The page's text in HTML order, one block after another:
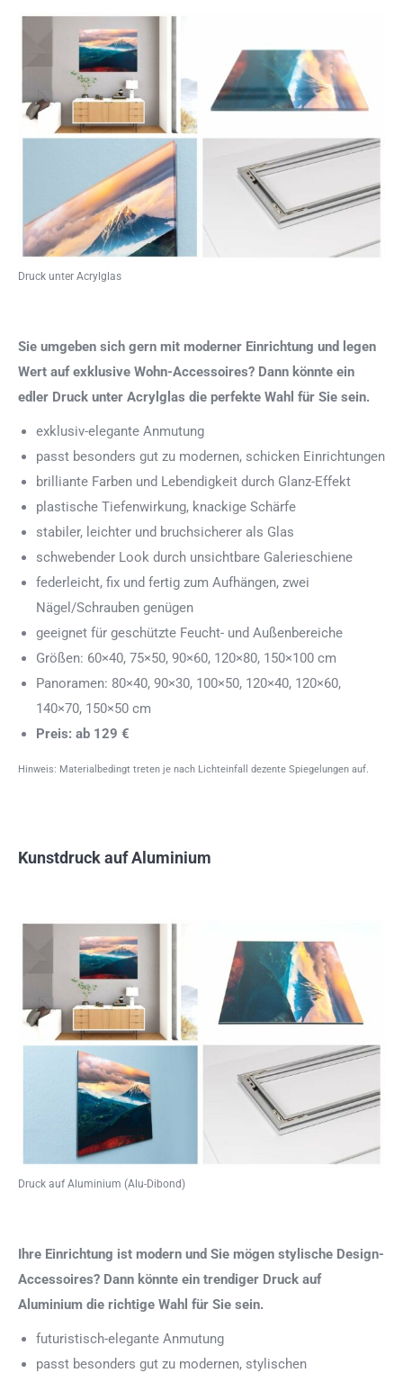
Druck unter Acrylglas
Sie umgeben sich gern mit moderner Einrichtung und legen
Wert auf exklusive Wohn-Accessoires? Dann könnte ein
edler Druck unter Acrylglas die perfekte Wahl für Sie sein.
exklusiv-elegante Anmutung
passt besonders gut zu modernen, schicken Einrichtungen
brilliante Farben und Lebendigkeit durch Glanz-Effekt
plastische Tiefenwirkung, knackige Schärfe
stabiler, leichter und bruchsicherer als Glas
schwebender Look durch unsichtbare Galerieschiene
federleicht, fix und fertig zum Aufhängen, zwei
Nägel/Schrauben genügen
geeignet für geschützte Feucht- und Außenbereiche
Größen: 60×40, 75×50, 90×60, 120×80, 150×100 cm
Panoramen: 80×40, 90×30, 100×50, 120×40, 120×60,
140×70, 150×50 cm
Preis: ab 129 €
Hinweis: Materialbedingt treten je nach Lichteinfall dezente Spiegelungen auf.
Kunstdruck auf Aluminium
Druck auf Aluminium (Alu-Dibond)
Ihre Einrichtung ist modern und Sie mögen stylische Design-
Accessoires? Dann könnte ein trendiger Druck auf
Aluminium die richtige Wahl für Sie sein.
futuristisch-elegante Anmutung
passt besonders gut zu modernen, stylischen